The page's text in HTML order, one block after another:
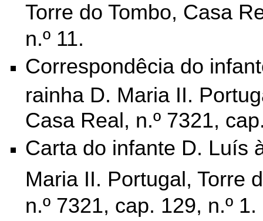
Torre do Tombo,
Casa
n.º 11.
Correspondêcia do
rainha D. Maria II.
Casa Real, n.º 7321,
Carta do infante D. Luís
Maria II. Portugal, Torre
n.º 7321, cap. 129, n.º 1.